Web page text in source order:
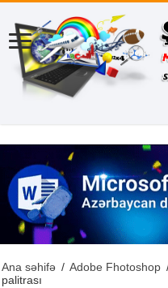
Ana səhifə / Adobe Fhotoshop
palitrası